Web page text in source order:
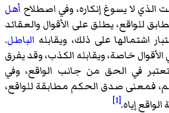
الذي لا يسوغ إنكاره، وفي اصطلاح أهل
للواقع، يطلق على الأقوال والعقائد
اشتمالها على ذلك، ويقابله الباطل.
خاصة، ويقابله الكذب، وقد يفرق
تعتبر في الحق من جانب الواقع، وفي
فمعنى صدق الحكم مطابقة للواقع،
إياه.[1]